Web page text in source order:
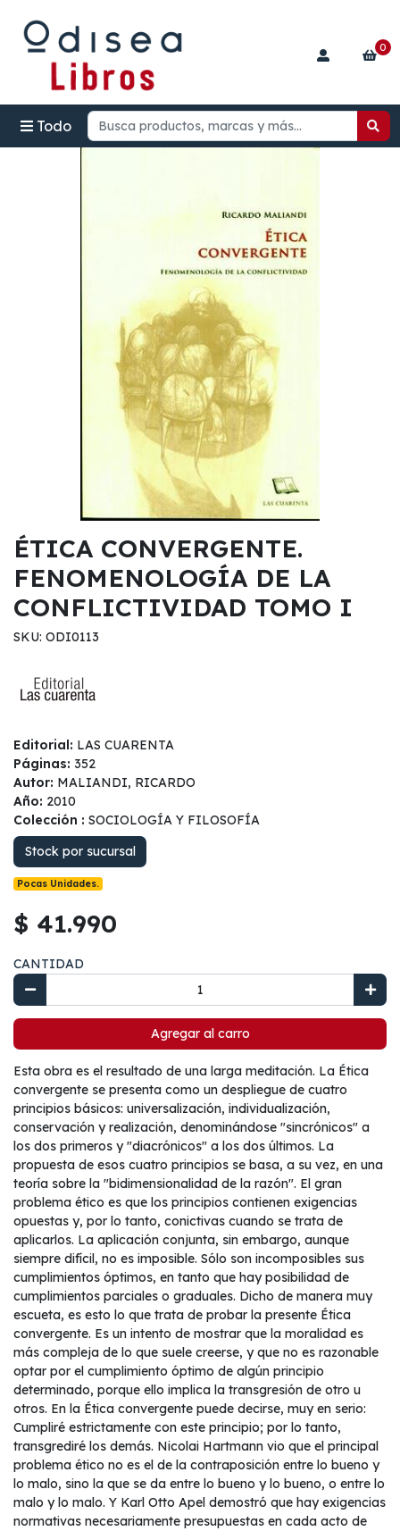
Todo
0
ÉTICA CONVERGENTE.
FENOMENOLOGÍA DE LA
CONFLICTIVIDAD TOMO I
SKU: ODI0113
Editorial: LAS CUARENTA
Páginas: 352
Autor: MALIANDI, RICARDO
Año: 2010
Colección : SOCIOLOGÍA Y FILOSOFÍA
Stock por sucursal
Pocas Unidades.
$ 41.990
CANTIDAD
Agregar al carro
Esta obra es el resultado de una larga meditación. La Ética
convergente se presenta como un despliegue de cuatro
principios básicos: universalización, individualización,
conservación y realización, denominándose "sincrónicos" a
los dos primeros y "diacrónicos" a los dos últimos. La
propuesta de esos cuatro principios se basa, a su vez, en una
teoría sobre la "bidimensionalidad de la razón". El gran
problema ético es que los principios contienen exigencias
opuestas y, por lo tanto, conictivas cuando se trata de
aplicarlos. La aplicación conjunta, sin embargo, aunque
siempre difícil, no es imposible. Sólo son incomposibles sus
cumplimientos óptimos, en tanto que hay posibilidad de
cumplimientos parciales o graduales. Dicho de manera muy
escueta, es esto lo que trata de probar la presente Ética
convergente. Es un intento de mostrar que la moralidad es
más compleja de lo que suele creerse, y que no es razonable
optar por el cumplimiento óptimo de algún principio
determinado, porque ello implica la transgresión de otro u
otros. En la Ética convergente puede decirse, muy en serio:
Cumpliré estrictamente con este principio; por lo tanto,
transgrediré los demás. Nicolai Hartmann vio que el principal
problema ético no es el de la contraposición entre lo bueno y
lo malo, sino la que se da entre lo bueno y lo bueno, o entre lo
malo y lo malo. Y Karl Otto Apel demostró que hay exigencias
normativas necesariamente presupuestas en cada acto de